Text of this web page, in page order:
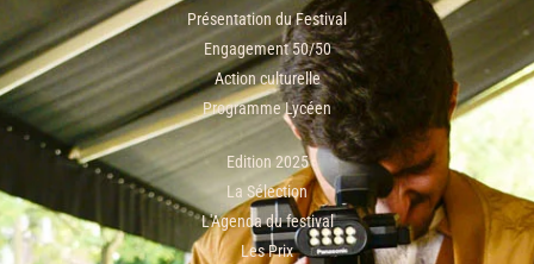
Présentation du Festival
Engagement 50/50
Action culturelle
Programme Lycéen
Edition 2025
La Sélection
L'Agenda du festival
Les Prix